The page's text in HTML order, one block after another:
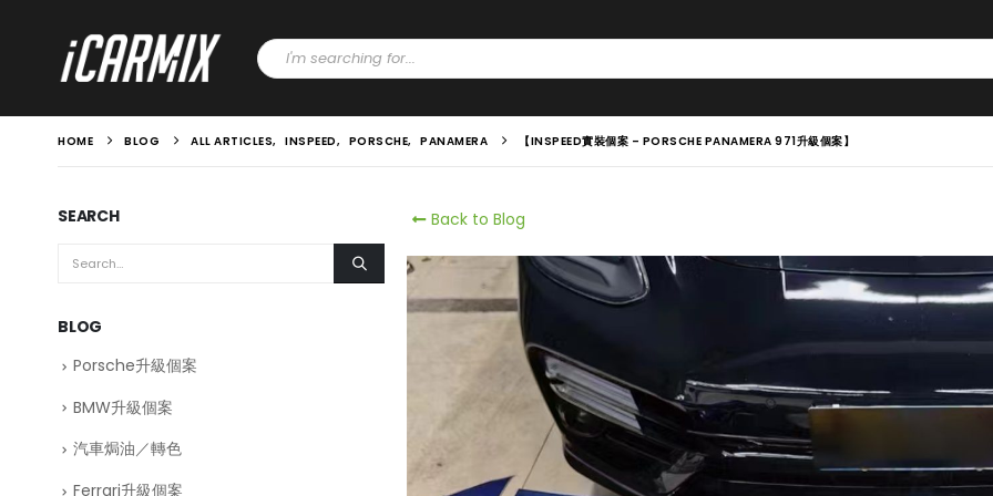
HOME BLOG ALL ARTICLES, INSPEED, PORSCHE, PANAMERA 【INSPEED實裝個案 – PORSCHE PANAMERA 971升級個案】
Back to Blog
SEARCH
BLOG
Porsche升級個案
BMW升級個案
汽車焗油／轉色
Ferrari升級個案